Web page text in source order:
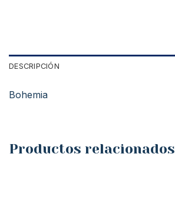
DESCRIPCIÓN
Bohemia
Productos relacionados